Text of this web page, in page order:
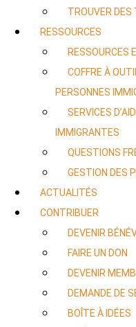
TROUVER DES
RESSOURCES
RESSOURCES
COFFRE À
PERSONNES
SERVICES
IMMIGRANTES
QUESTIONS
GESTION DES
ACTUALITÉS
CONTRIBUER
DEVENIR
FAIRE UN DON
DEVENIR
DEMANDE DE
BOÎTE À IDÉES